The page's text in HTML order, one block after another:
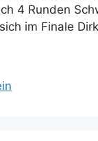
4 Runden
im Finale